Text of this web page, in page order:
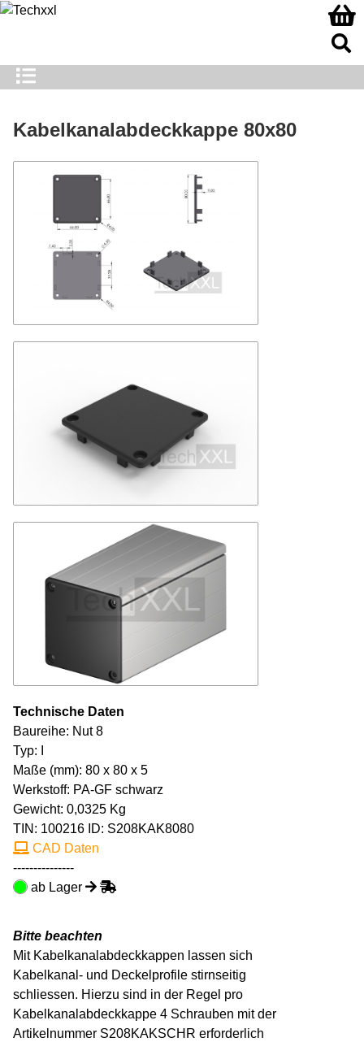
Kabelkanalabdeckkappe 80x80
Technische Daten
Baureihe: Nut 8
Typ: I
Maße (mm): 80 x 80 x 5
Werkstoff: PA-GF schwarz
Gewicht: 0,0325 Kg
TIN: 100216 ID: S208KAK8080
CAD Daten
---------------
ab Lager
Bitte beachten
Mit Kabelkanalabdeckkappen lassen sich
Kabelkanal- und Deckelprofile stirnseitig
schliessen. Hierzu sind in der Regel pro
Kabelkanalabdeckkappe 4 Schrauben mit der
Artikelnummer S208KAKSCHR erforderlich